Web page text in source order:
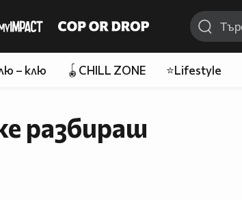
– клю 🪀CHILL ZONE ⭐Lifestyle
разбираш